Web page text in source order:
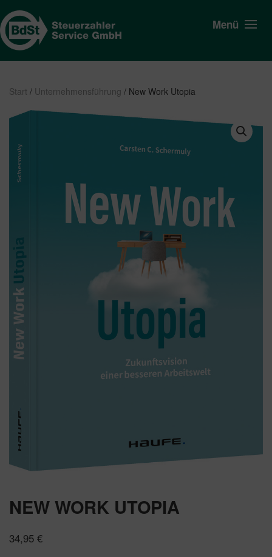
Menü
Start / Unternehmensführung / New Work Utopia
NEW WORK UTOPIA
34,95 €